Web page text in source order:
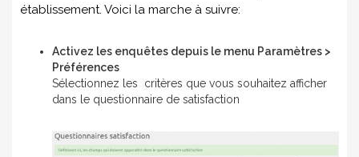
établissement. Voici la marche à suivre:
Activez les enquêtes depuis le menu Paramètres >
Préférences
Sélectionnez les critères que vous souhaitez afficher
dans le questionnaire de satisfaction